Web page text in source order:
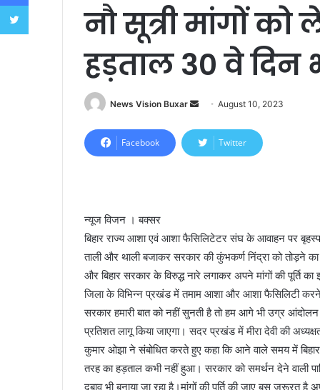
नौ सूत्री मांगों
हड़ताल 30 वे दिन
News Vision Buxar
n
d
a
i
l
August 10, 2023
Facebook Twitter
न्यूज विजन । बक्सर
बिहार राज्य आशा एवं आशा फैसिलिटेटर संघ के आवाहन पर
ताली और थाली बजाकर सरकार की कुंभकर्ण निंद्रा को तोड़ने
और बिहार सरकार के विरुद्ध नारे लगाकर अपने मांगों की पूर्ति का
जिला के विभिन्न प्रखंड में तमाम आशा और आशा फैसिलिटी करने
सरकार हमारी बात को नहीं सुनती है तो हम आगे भी उग्र आंदोलन
प्रतिशत लागू किया जाएगा। सदर प्रखंड में मीरा देवी की
कुमार ओझा ने संबोधित करते हुए कहा कि आने वाले समय में
तरह का हड़ताल कभी नहीं हुआ। सरकार को समर्थन देने वाली
दबाव भी बनाया जा रहा है।मांगों की पूर्ति की जाए बस जरूरत